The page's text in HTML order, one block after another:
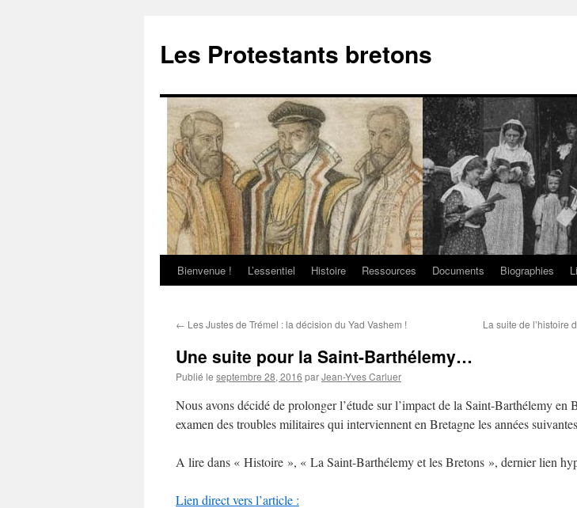
contenu
Les Protestants bretons
Bienvenue ! L’essentiel Histoire Ressources Documents Biographies
← Les Justes de Trémel : la décision du Yad Vashem ! La suite de l’histoire
Une suite pour la Saint-Barthélemy…
Publié le septembre 28, 2016 parJean-Yves Carluer
Nous avons décidé de prolonger l’étude sur l’impact de la Saint-Barthélemy en
examen des troubles militaires qui interviennent en Bretagne les années suivantes
A lire dans « Histoire », « La Saint-Barthélemy et les Bretons », dernier lien
Lien direct vers l’article :